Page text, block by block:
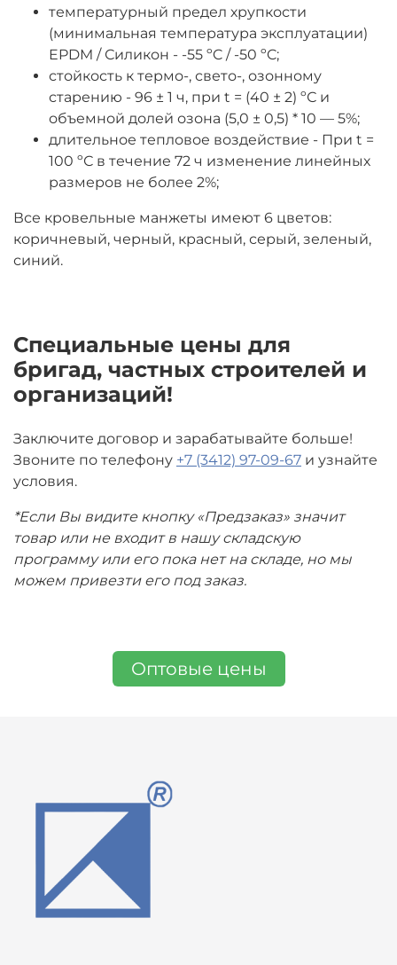
температурный предел хрупкости
(минимальная температура эксплуатации)
EPDM / Силикон - -55 ºC / -50 ºC;
стойкость к термо-, свето-, озонному
старению - 96 ± 1 ч, при t = (40 ± 2) ºС и
объемной долей озона (5,0 ± 0,5) * 10 — 5%;
длительное тепловое воздействие - При t =
100 ºС в течение 72 ч изменение линейных
размеров не более 2%;
Все кровельные манжеты имеют 6 цветов:
коричневый, черный, красный, серый, зеленый,
синий.
Специальные цены для
бригад, частных строителей и
организаций!
Заключите договор и зарабатывайте больше!
Звоните по телефону +7 (3412) 97-09-67 и узнайте
условия.
*Если Вы видите кнопку «Предзаказ» значит
товар или не входит в нашу складскую
программу или его пока нет на складе, но мы
можем привезти его под заказ.
Оптовые цены